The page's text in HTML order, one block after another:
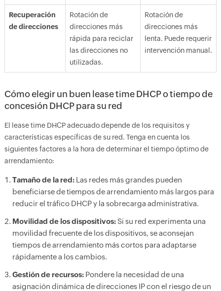
Recuperación
de direcciones
Rotación de
direcciones más
rápida para reciclar
las direcciones no
utilizadas.
Rotación de
direcciones más
lenta. Puede requerir
intervención manual.
Cómo elegir un buen lease time DHCP o tiempo de
concesión DHCP para su red
El lease time DHCP adecuado depende de los requisitos y
características específicas de su red. Tenga en cuenta los
siguientes factores a la hora de determinar el tiempo óptimo de
arrendamiento:
Tamaño de la red:Las redes más grandes pueden
beneficiarse de tiempos de arrendamiento más largos para
reducir el tráfico DHCP y la sobrecarga administrativa.
Movilidad de los dispositivos:Si su red experimenta una
movilidad frecuente de los dispositivos, se aconsejan
tiempos de arrendamiento más cortos para adaptarse
rápidamente a los cambios.
Gestión de recursos:Pondere la necesidad de una
asignación dinámica de direcciones IP con el riesgo de un